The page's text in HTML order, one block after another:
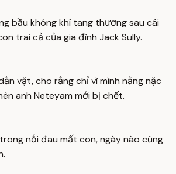
bầu không khí tang thương sau cái
trai cả của gia đình Jack Sully.
vặt, cho rằng chỉ vì mình nằng nặc
anh Neteyam mới bị chết.
nỗi đau mất con, ngày nào cũng